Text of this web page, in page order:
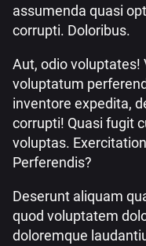
assumenda quasi
corrupti. Doloribus.
Aut, odio
voluptatum
inventore expedita,
corrupti! Quasi fugit
voluptas.
Perferendis?
Deserunt aliquam
quod voluptatem
doloremque